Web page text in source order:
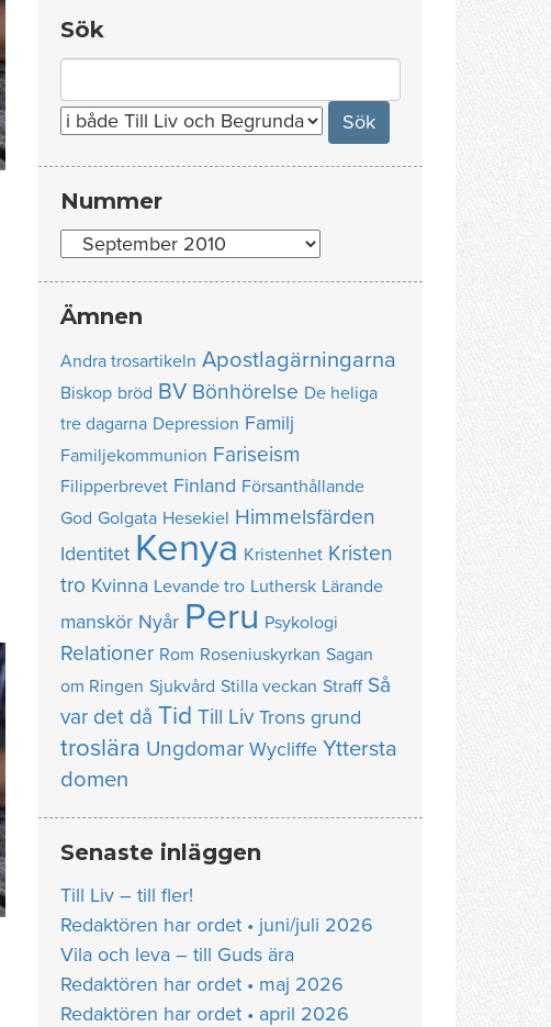
Sök
for:
Nummer
Nummer
Ämnen
Andra trosartikeln Apostlagärningarna
Biskop bröd BV Bönhörelse De heliga
tre dagarna Depression Familj
Familjekommunion Fariseism
Filipperbrevet Finland Försanthållande
God Golgata Hesekiel Himmelsfärden
Identitet Kenya Kristenhet Kristen
tro Kvinna Levande tro Luthersk Lärande
manskör Nyår Peru Psykologi
Relationer Rom Roseniuskyrkan Sagan
om Ringen Sjukvård Stilla veckan Straff Så
var det då Tid Till Liv Trons grund
troslära Ungdomar Wycliffe Yttersta
domen
Senaste inläggen
Till Liv – till fler!
Redaktören har ordet • juni/juli 2026
Vila och leva – till Guds ära
Redaktören har ordet • maj 2026
Redaktören har ordet • april 2026